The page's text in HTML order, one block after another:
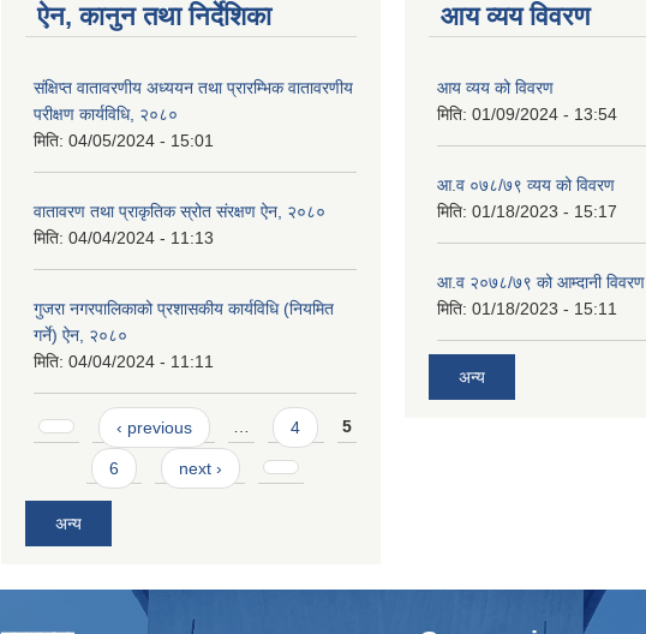
ऐन, कानुन तथा निर्देशिका
संक्षिप्त वातावरणीय अध्ययन तथा प्रारम्भिक वातावरणीय
परीक्षण कार्यविधि, २०८०
मिति: 04/05/2024 - 15:01
वातावरण तथा प्राकृतिक स्रोत संरक्षण ऐन, २०८०
मिति: 04/04/2024 - 11:13
गुजरा नगरपालिकाको प्रशासकीय कार्यविधि (नियमित
गर्ने) ऐन, २०८०
मिति: 04/04/2024 - 11:11
Pages‹ previous … 4 5
6 next ›
अन्य
आय व्यय विवरण
आय व्यय को विवरण
मिति: 01/09/2024 - 13:54
आ.व ०७८/७९ व्यय को विवरण
मिति: 01/18/2023 - 15:17
आ.व २०७८/७९ को आम्दानी विवरण
मिति: 01/18/2023 - 15:11
अन्य